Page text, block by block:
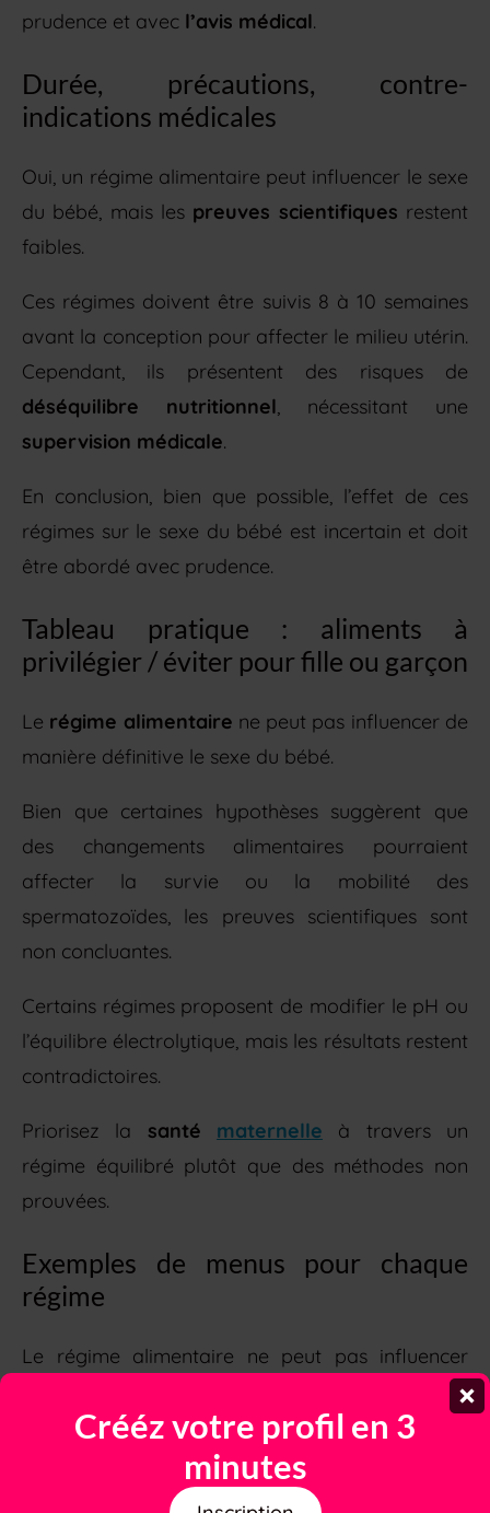
prudence et avec l’avis médical.
Durée, précautions, contre-
indications médicales
Oui, un régime alimentaire peut influencer le sexe
du bébé, mais les preuves scientifiques restent
faibles.
Ces régimes doivent être suivis 8 à 10 semaines
avant la conception pour affecter le milieu utérin.
Cependant, ils présentent des risques de
déséquilibre nutritionnel, nécessitant une
supervision médicale.
En conclusion, bien que possible, l’effet de ces
régimes sur le sexe du bébé est incertain et doit
être abordé avec prudence.
Tableau pratique : aliments à
privilégier / éviter pour fille ou garçon
Le régime alimentaire ne peut pas influencer de
manière définitive le sexe du bébé.
Bien que certaines hypothèses suggèrent que
des changements alimentaires pourraient
affecter la survie ou la mobilité des
spermatozoïdes, les preuves scientifiques sont
non concluantes.
Certains régimes proposent de modifier le pH ou
l’équilibre électrolytique, mais les résultats restent
contradictoires.
Priorisez la santé maternelle à travers un
régime équilibré plutôt que des méthodes non
prouvées.
Exemples de menus pour chaque
régime
Le régime alimentaire ne peut pas influencer
Bien que des régimes riches en calories et en
certains nutriments soient censés favoriser les
Crééz votre profil en 3
minutes